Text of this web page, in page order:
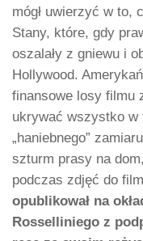
mógł uwierzyć w to,
Stany, które, gdy
oszalały z gniewu i
Hollywood.
finansowe losy filmu
ukrywać wszystko w
„haniebnego”
szturm prasy na
podczas zdjęć do
opublikował na
Rosselliniego z